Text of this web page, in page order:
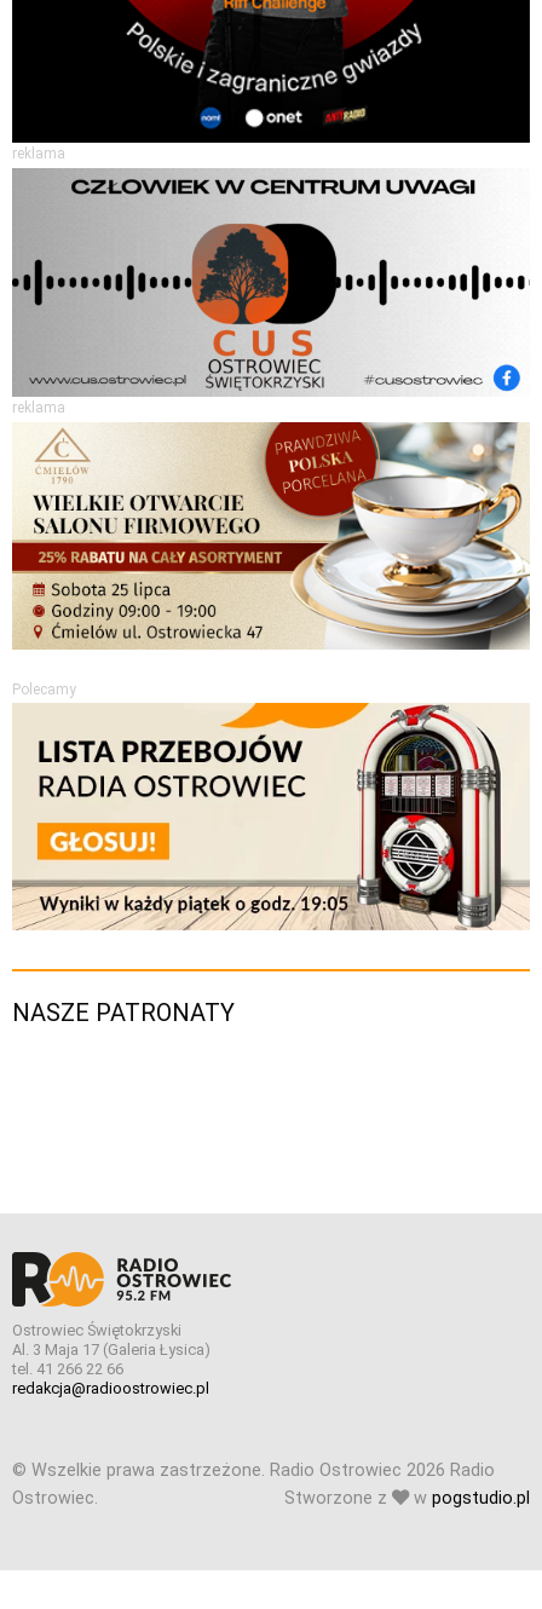
reklama
reklama
Polecamy
NASZE PATRONATY
Ostrowiec Świętokrzyski
Al. 3 Maja 17 (Galeria Łysica)
tel. 41 266 22 66
redakcja@radioostrowiec.pl
© Wszelkie prawa zastrzeżone. Radio Ostrowiec 2026 Radio
Ostrowiec.
Stworzone z w pogstudio.pl